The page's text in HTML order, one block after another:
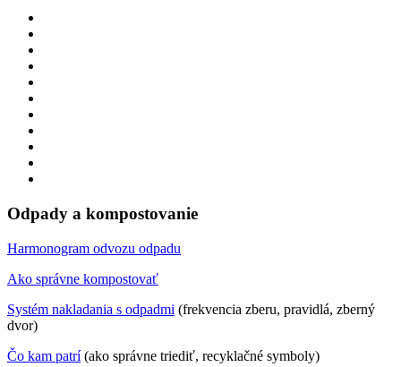
Odpady a kompostovanie
Harmonogram odvozu odpadu
Ako správne kompostovať
Systém nakladania s odpadmi (frekvencia zberu, pravidlá, zberný
dvor)
Čo kam patrí(ako správne triediť, recyklačné symboly)